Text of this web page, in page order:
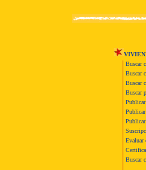
Buscar
Buscar
Buscar
Buscar
Publicar
Publicar
Evaluar
Buscar